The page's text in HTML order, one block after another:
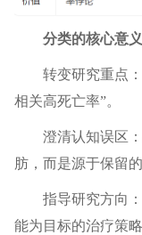
分类的核心意义
转变研究重点
相关高死亡率”。
澄清认知误区
肪，而是源于保留
指导研究方向
能为目标的治疗策略